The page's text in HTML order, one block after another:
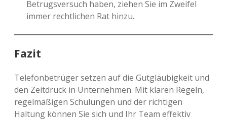
Betrugsversuch haben, ziehen Sie im Zweifel
immer rechtlichen Rat hinzu.
Fazit
Telefonbetrüger setzen auf die Gutgläubigkeit und
den Zeitdruck in Unternehmen. Mit klaren Regeln,
regelmäßigen Schulungen und der richtigen
Haltung können Sie sich und Ihr Team effektiv